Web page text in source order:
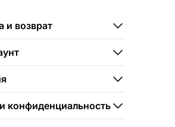
и возврат
конфиденциальность